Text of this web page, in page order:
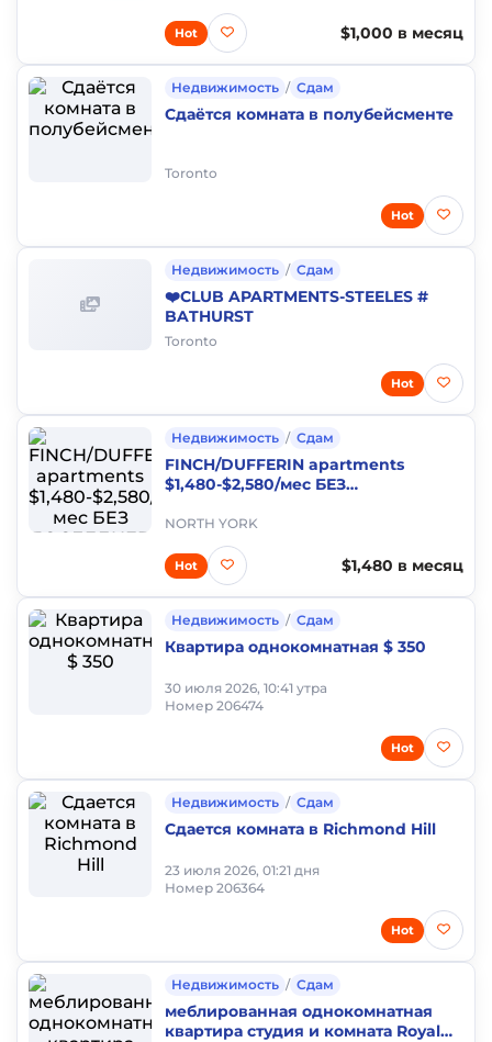
$1,000 в месяц
Hot
Недвижимость / Сдам
Сдаётся комната в полубейсменте
Toronto
Hot
Недвижимость / Сдам
❤️CLUB APARTMENTS-STEELES #
BATHURST
Toronto
Hot
Недвижимость / Сдам
FINCH/DUFFERIN apartments
$1,480-$2,580/мес БЕЗ
NORTH YORK
$1,480 в месяц
Hot
Недвижимость / Сдам
Квартира однокомнатная $ 350
30 июля 2026, 10:41 утра
Номер 206474
Hot
Недвижимость / Сдам
Сдается комната в Richmond Hill
23 июля 2026, 01:21 дня
Номер 206364
Hot
Недвижимость / Сдам
меблированная однокомнатная
квартира студия и комната Royal